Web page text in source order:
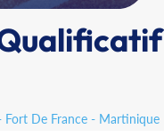
Fort De France - Martinique